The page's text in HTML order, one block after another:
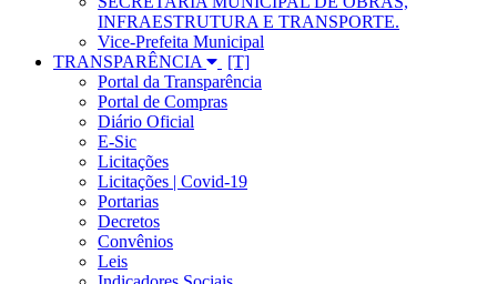
INFRAESTRUTURA E TRANSPORTE.
Vice-Prefeita Municipal
TRANSPARÊNCIA
Portal da Transparência
Portal de Compras
Diário Oficial
E-Sic
Licitações
Licitações | Covid-19
Portarias
Decretos
Convênios
Leis